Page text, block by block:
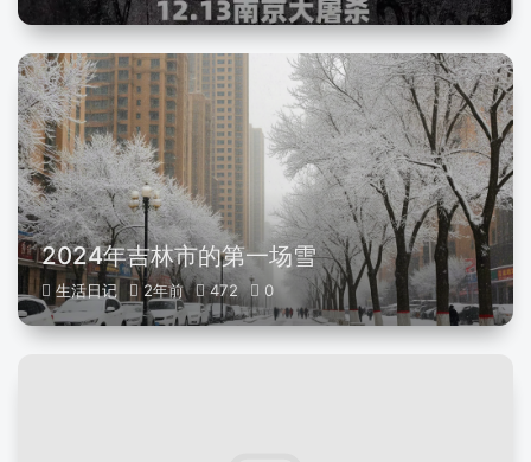
2024年吉林市的第一场雪
生活日记 2年前 472 0